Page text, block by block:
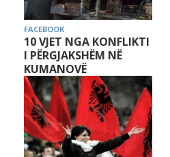
FACEBOOK
10 VJET NGA KONFLIKTI
I PËRGJAKSHËM NË
KUMANOVË